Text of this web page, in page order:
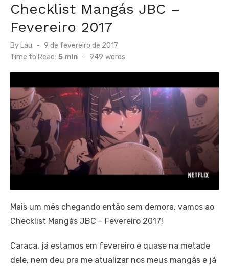
Checklist Mangás JBC –
Fevereiro 2017
By Lau
Posted
on
9 de fevereiro de 2017
Time to Read: 5 min - 949 words
Mais um mês chegando então sem demora, vamos ao
Checklist Mangás JBC – Fevereiro 2017!
Caraca, já estamos em fevereiro e quase na metade
dele, nem deu pra me atualizar nos meus mangás e já